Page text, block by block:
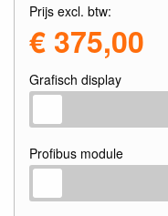
Prijs excl. btw:
€ 375,00
Grafisch display
Profibus module